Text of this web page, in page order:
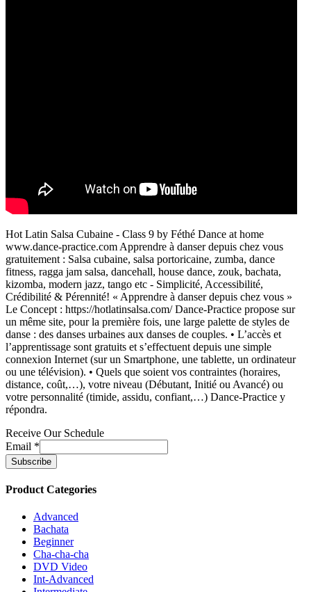
Hot Latin Salsa Cubaine - Class 9 by Féthé Dance at home
www.dance-practice.com Apprendre à danser depuis chez vous
gratuitement : Salsa cubaine, salsa portoricaine, zumba, dance
fitness, ragga jam salsa, dancehall, house dance, zouk, bachata,
kizomba, modern jazz, tango etc - Simplicité, Accessibilité,
Crédibilité & Pérennité! « Apprendre à danser depuis chez vous »
Le Concept : https://hotlatinsalsa.com/ Dance-Practice propose sur
un même site, pour la première fois, une large palette de styles de
danse : des danses urbaines aux danses de couples. • L’accès et
l’apprentissage sont gratuits et s’effectuent depuis une simple
connexion Internet (sur un Smartphone, une tablette, un ordinateur
ou une télévision). • Quels que soient vos contraintes (horaires,
distance, coût,…), votre niveau (Débutant, Initié ou Avancé) ou
votre personnalité (timide, assidu, confiant,…) Dance-Practice y
répondra.
Receive Our Schedule
Email *
Product Categories
Advanced
Bachata
Beginner
Cha-cha-cha
DVD Video
Int-Advanced